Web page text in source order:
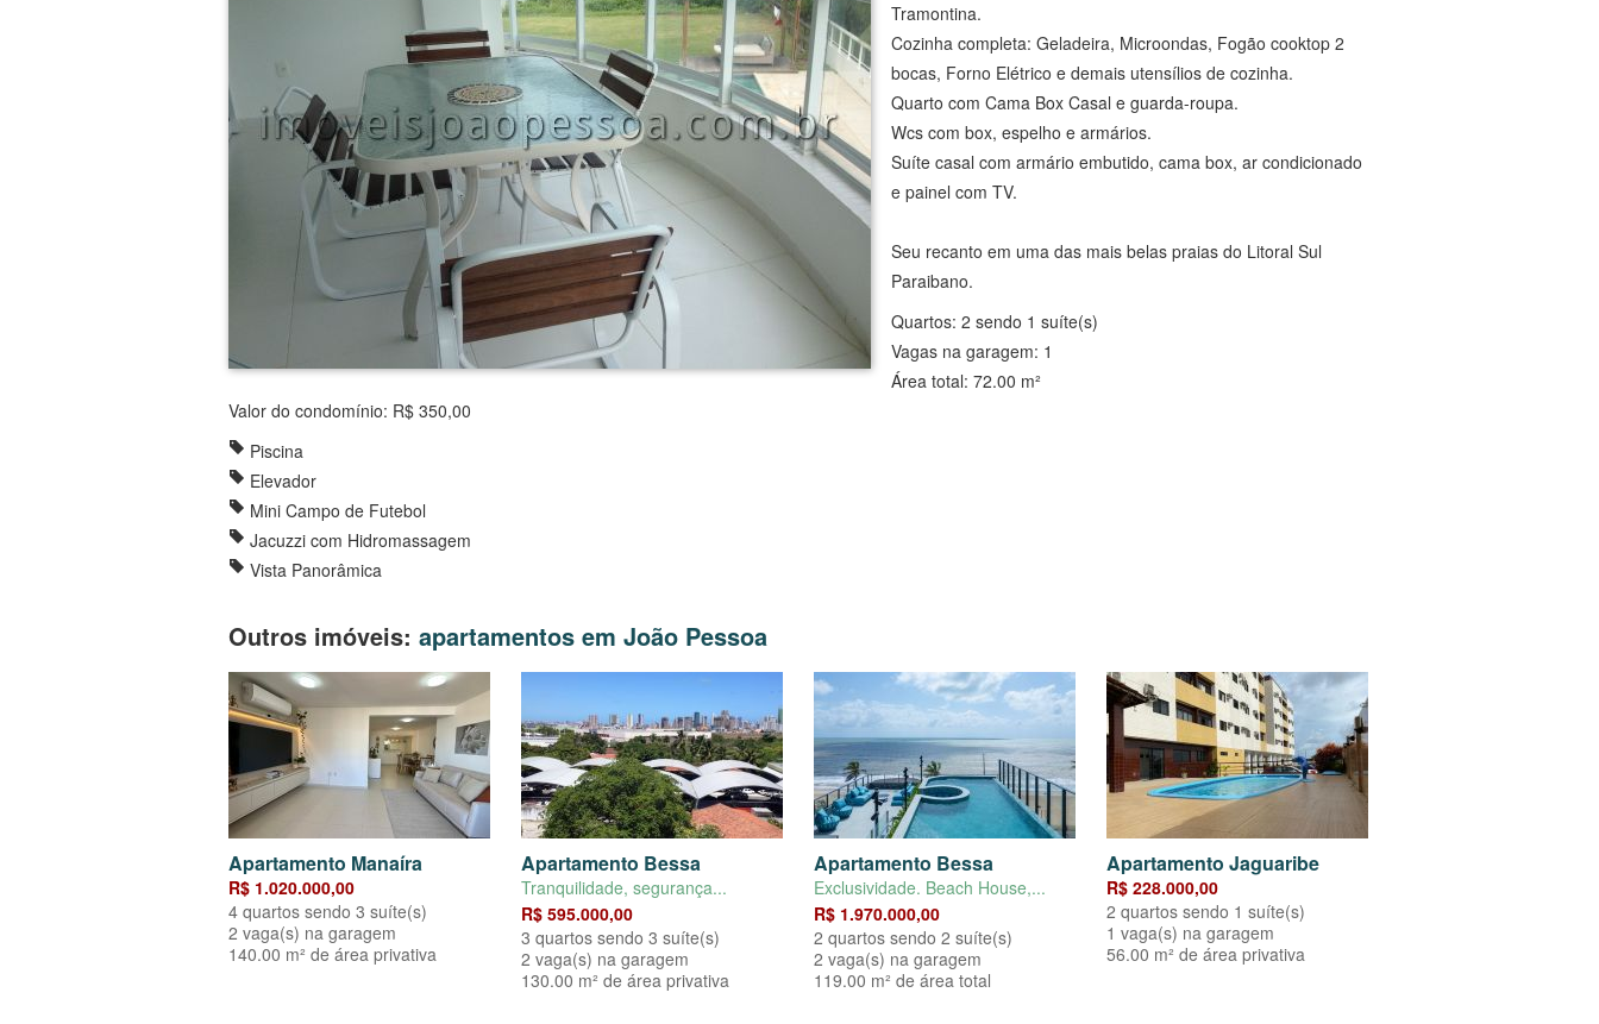
Tramontina.
Cozinha completa: Geladeira, Microondas, Fogão cooktop 2
bocas, Forno Elétrico e demais utensílios de cozinha.
Quarto com Cama Box Casal e guarda-roupa.
Wcs com box, espelho e armários.
Suíte casal com armário embutido, cama box, ar condicionado
e painel com TV.
Seu recanto em uma das mais belas praias do Litoral Sul
Paraibano.
Quartos: 2 sendo 1 suíte(s)
Vagas na garagem: 1
Área total: 72.00 m²
Valor do condomínio: R$ 350,00
Piscina
Elevador
Mini Campo de Futebol
Jacuzzi com Hidromassagem
Vista Panorâmica
Outros imóveis: apartamentos em João Pessoa
Apartamento Manaíra
R$ 1.020.000,00
4 quartos sendo 3 suíte(s)
2 vaga(s) na garagem
140.00 m² de área privativa
Apartamento Bessa
Tranquilidade, segurança...
R$ 595.000,00
3 quartos sendo 3 suíte(s)
2 vaga(s) na garagem
130.00 m² de área privativa
Apartamento Bessa
Exclusividade. Beach House,...
R$ 1.970.000,00
2 quartos sendo 2 suíte(s)
2 vaga(s) na garagem
119.00 m² de área total
Apartamento Jaguaribe
R$ 228.000,00
2 quartos sendo 1 suíte(s)
1 vaga(s) na garagem
56.00 m² de área privativa